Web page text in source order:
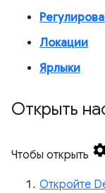
Локации
Ярлыки
Открыть
Чтобы открыть
Откройте